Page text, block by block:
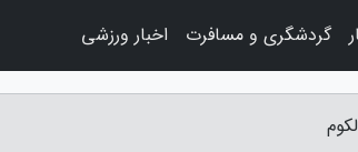
گردشگری و مسافرت اخبار ورزشی